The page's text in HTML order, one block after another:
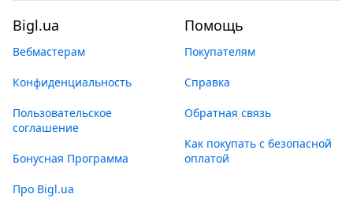
Bigl.ua
Вебмастерам
Конфиденциальность
Пользовательское
соглашение
Бонусная Программа
Про Bigl.ua
Помощь
Покупателям
Справка
Обратная связь
Как покупать с безопасной
оплатой